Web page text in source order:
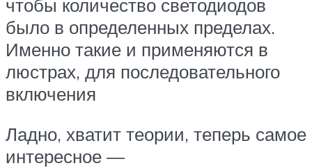
чтобы количество светодиодов
было в определенных пределах.
Именно такие и применяются в
люстрах, для последовательного
включения
Ладно, хватит теории, теперь самое
интересное —